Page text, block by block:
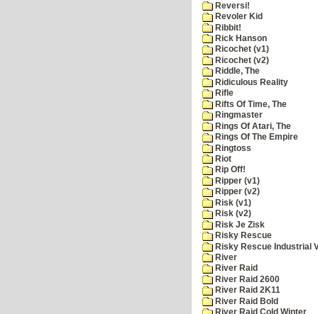
Reversi!
Revoler Kid
Ribbit!
Rick Hanson
Ricochet (v1)
Ricochet (v2)
Riddle, The
Ridiculous Reality
Rifle
Rifts Of Time, The
Ringmaster
Rings Of Atari, The
Rings Of The Empire
Ringtoss
Riot
Rip Off!
Ripper (v1)
Ripper (v2)
Risk (v1)
Risk (v2)
Risk Je Zisk
Risky Rescue
Risky Rescue Industrial
River
River Raid
River Raid 2600
River Raid 2K11
River Raid Bold
River Raid Cold Winter